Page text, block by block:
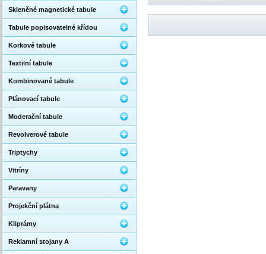
Skleněné magnetické tabule
Tabule popisovatelné křídou
Korkové tabule
Textilní tabule
Kombinované tabule
Plánovací tabule
Moderační tabule
Revolverové tabule
Triptychy
Vitríny
Paravany
Projekční plátna
Kliprámy
Reklamní stojany A